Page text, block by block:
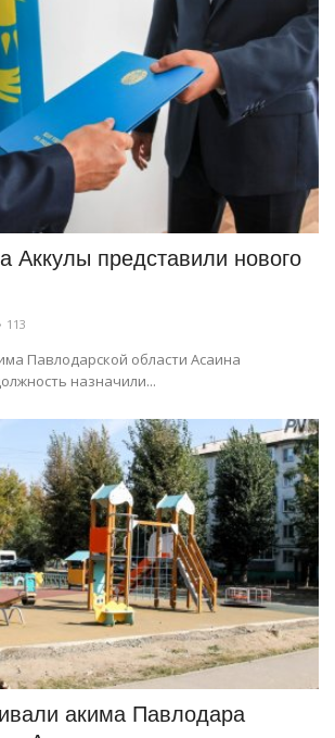
Аккулы представили нового
113
Павлодарской области Асаина
назначили...
акима Павлодара